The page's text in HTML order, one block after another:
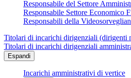
Responsabile del Settore
Responsabile Settore Economico
Responsabili della
Titolari di incarichi dirigenziali (dirigenti
Titolari di incarichi dirigenziali
Espandi
Incarichi amministrativi di vertice